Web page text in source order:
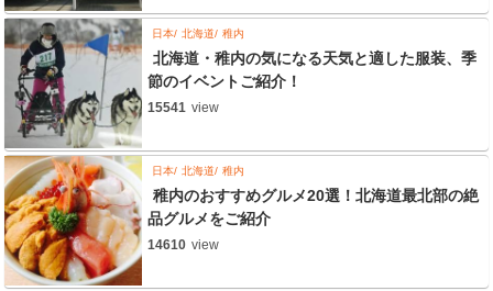
日本 北海道 稚内
北海道・稚内の気になる天気と適した服装、季
節のイベントご紹介！
15541 view
日本 北海道 稚内
稚内のおすすめグルメ20選！北海道最北部の絶
品グルメをご紹介
14610 view